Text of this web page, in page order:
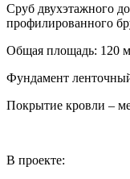
Сруб двухэтажного
профилированного
Общая площадь: 120
Фундамент
Покрытие кровли –
В проекте: